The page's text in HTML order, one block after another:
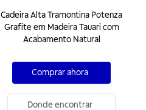
Cadeira Alta Tramontina Potenza
Grafite em Madeira Tauari com
Acabamento Natural
Comprar ahora
Donde encontrar